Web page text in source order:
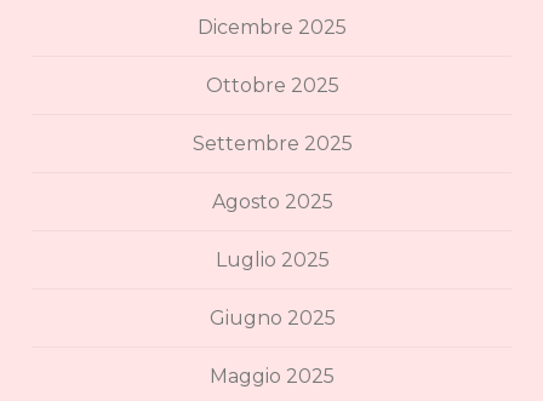
Dicembre 2025
Ottobre 2025
Settembre 2025
Agosto 2025
Luglio 2025
Giugno 2025
Maggio 2025